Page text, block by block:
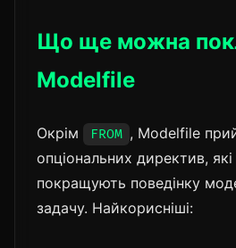
Що ще можна
Modelfile
Окрім FROM , Modelfile
опціональних директив,
покращують поведінку
задачу. Найкорисніші: